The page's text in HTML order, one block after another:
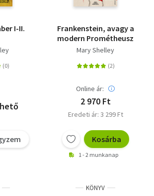
I-II.
Frankenstein, avagy a
modern Prométheusz
Mary Shelley
Online ár:
2 970 Ft
Eredeti ár: 3 299 Ft
Kosárba
1 - 2 munkanap
KÖNYV